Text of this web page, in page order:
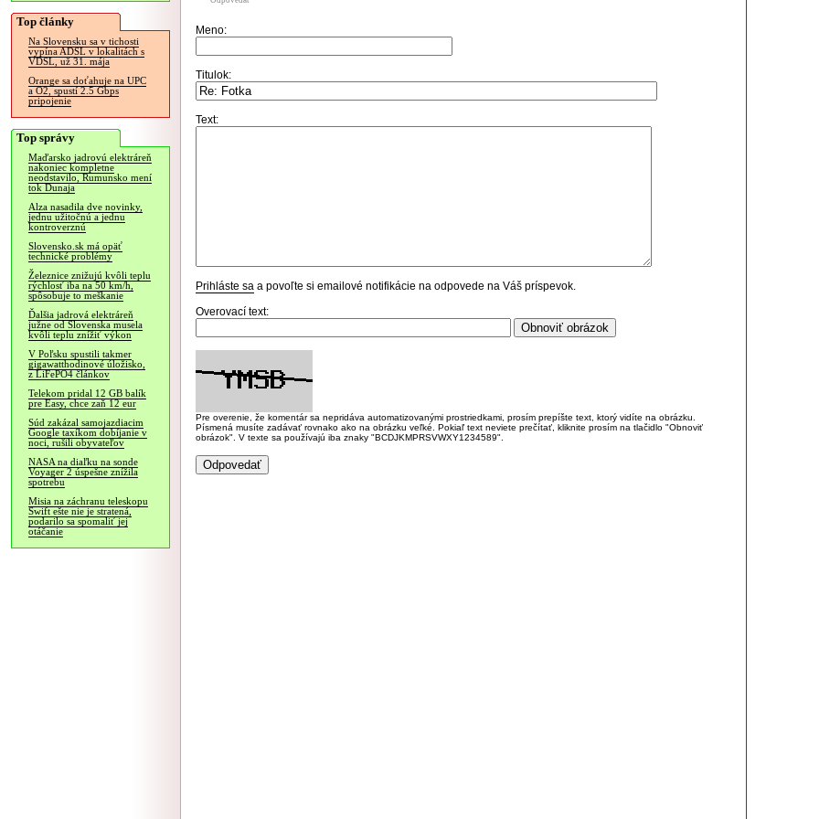
Top články
Na Slovensku sa v tichosti
vypína ADSL v lokalitách s
VDSL, už 31. mája
Orange sa doťahuje na UPC
a O2, spustí 2.5 Gbps
pripojenie
Top správy
Maďarsko jadrovú elektráreň
nakoniec kompletne
neodstavilo, Rumunsko mení
tok Dunaja
Alza nasadila dve novinky,
jednu užitočnú a jednu
kontroverznú
Slovensko.sk má opäť
technické problémy
Železnice znižujú kvôli teplu
rýchlosť iba na 50 km/h,
spôsobuje to meškanie
Ďalšia jadrová elektráreň
južne od Slovenska musela
kvôli teplu znížiť výkon
V Poľsku spustili takmer
gigawatthodinové úložisko,
z LiFePO4 článkov
Telekom pridal 12 GB balík
pre Easy, chce zaň 12 eur
Súd zakázal samojazdiacim
Google taxíkom dobíjanie v
noci, rušili obyvateľov
NASA na diaľku na sonde
Voyager 2 úspešne znížila
spotrebu
Misia na záchranu teleskopu
Swift ešte nie je stratená,
podarilo sa spomaliť jej
otáčanie
Meno:
Titulok:
Text:
Prihláste sa a povoľte si emailové notifikácie na odpovede na Váš príspevok.
Overovací text:
Pre overenie, že komentár sa nepridáva automatizovanými prostriedkami, prosím prepíšte text, ktorý vidíte na obrázku.
Písmená musíte zadávať rovnako ako na obrázku veľké. Pokiaľ text neviete prečítať, kliknite prosím na tlačidlo "Obnoviť
obrázok". V texte sa používajú iba znaky "BCDJKMPRSVWXY1234589".